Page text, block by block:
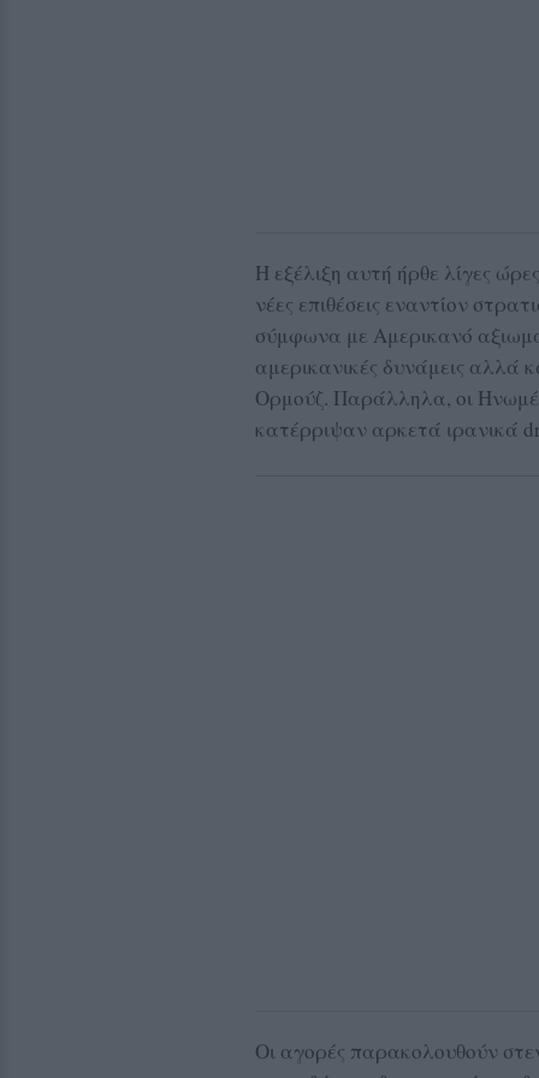
Η εξέλιξη αυτή ήρθε λίγες
νέες επιθέσεις εναντίον
σύμφωνα με Αμερικανό
αμερικανικές δυνάμεις αλλά
Ορμούζ. Παράλληλα, οι
κατέρριψαν αρκετά ιρανικά
Οι αγορές παρακολουθούν